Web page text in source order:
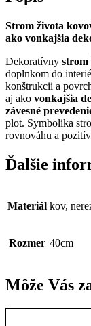
Strom života
ako vonkajšia
Dekoratívny strom
doplnkom do
konštrukcii a
aj ako vonkajšia
závesné
plot. Symbolika
rovnováhu a
Ďalšie
Materiál kov,
Rozmer 40cm
Môže Vás